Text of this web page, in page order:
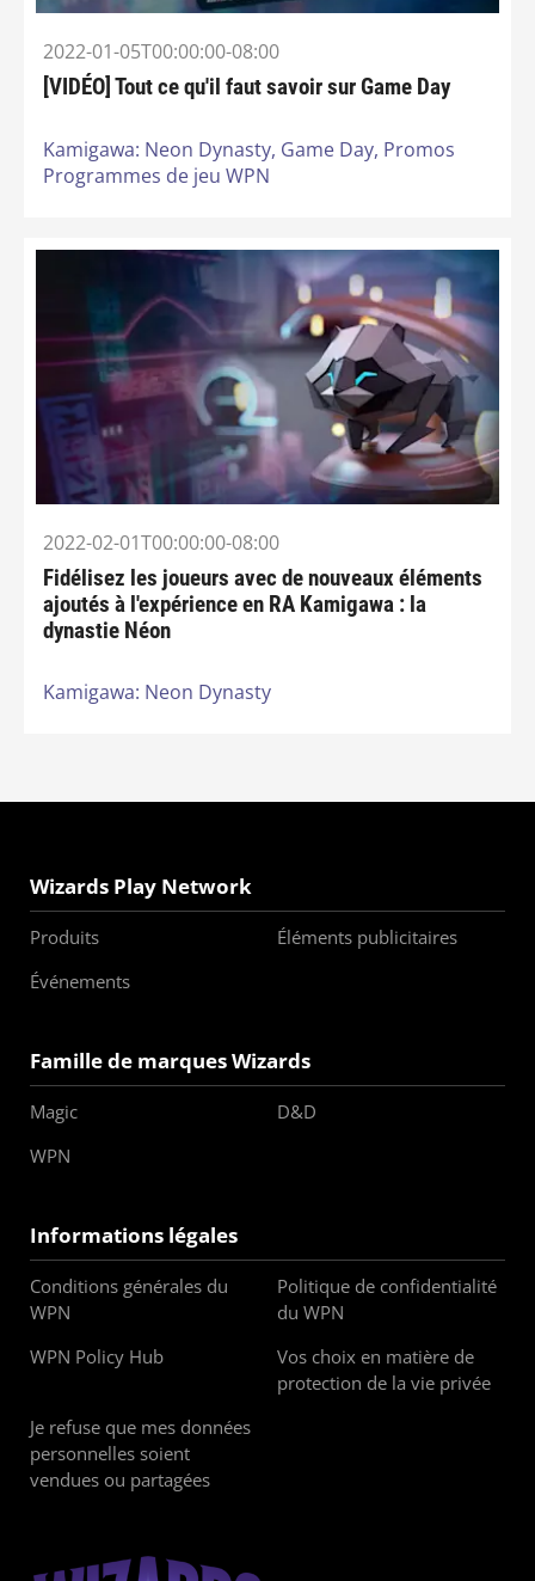
2022-01-05T00:00:00-08:00
[VIDÉO] Tout ce qu'il faut savoir sur Game Day
Kamigawa: Neon Dynasty, Game Day, Promos
Programmes de jeu WPN
2022-02-01T00:00:00-08:00
Fidélisez les joueurs avec de nouveaux éléments
ajoutés à l'expérience en RA Kamigawa : la
dynastie Néon
Kamigawa: Neon Dynasty
Wizards Play Network
Produits
Éléments publicitaires
Événements
Famille de marques Wizards
Magic
D&D
WPN
Informations légales
Conditions générales du
WPN
Politique de confidentialité
du WPN
WPN Policy Hub
Vos choix en matière de
protection de la vie privée
Je refuse que mes données
personnelles soient
vendues ou partagées